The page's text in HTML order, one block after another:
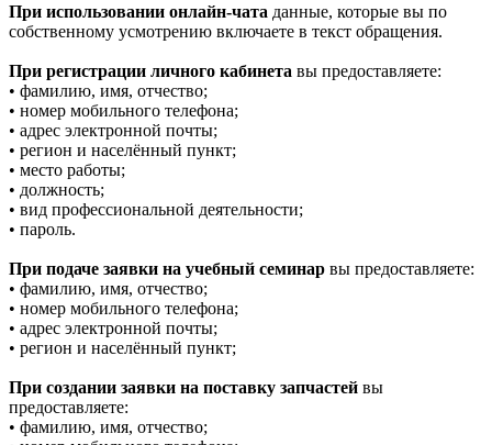
При использовании онлайн-чата данные, которые вы по
собственному усмотрению включаете в текст обращения.
При регистрации личного кабинета вы предоставляете:
• фамилию, имя, отчество;
• номер мобильного телефона;
• адрес электронной почты;
• регион и населённый пункт;
• место работы;
• должность;
• вид профессиональной деятельности;
• пароль.
При подаче заявки на учебный семинар вы предоставляете:
• фамилию, имя, отчество;
• номер мобильного телефона;
• адрес электронной почты;
• регион и населённый пункт;
При создании заявки на поставку запчастей вы
предоставляете:
• фамилию, имя, отчество;